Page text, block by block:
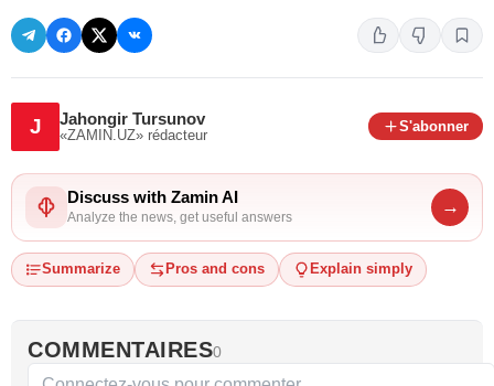
J Jahongir Tursunov
«ZAMIN.UZ» rédacteur
S'abonner
Discuss with Zamin AI
Analyze the news, get useful answers
→
Summarize Pros and cons Explain simply
COMMENTAIRES0